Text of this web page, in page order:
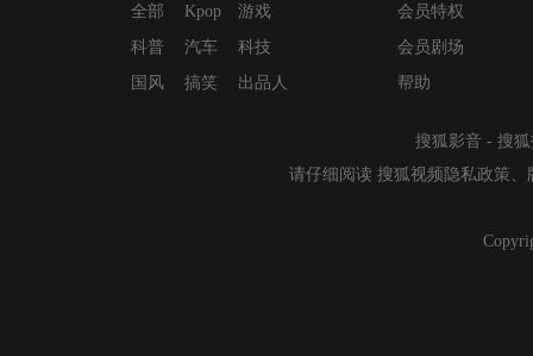
全部
科普
国风
Kpop
汽车
搞笑
游戏
科技
出品人
会员特权
会员剧场
帮助
搜狐影音 - 搜
请仔细阅读 搜狐视频隐私政策 、